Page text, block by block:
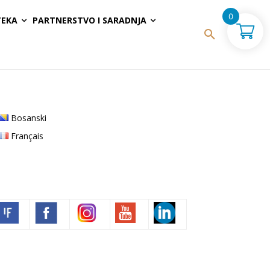
PARTNERSTVO I SARADNJA
Bosanski
Français
0